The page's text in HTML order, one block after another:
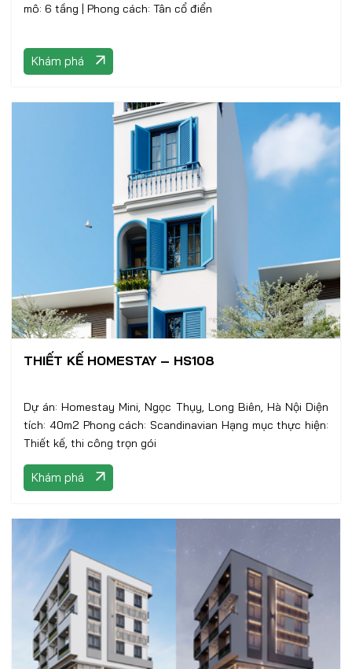
mô: 6 tầng | Phong cách: Tân cổ điển
Khám phá
THIẾT KẾ HOMESTAY – HS108
Dự án: Homestay Mini, Ngọc Thụy, Long Biên, Hà Nội Diện
tích: 40m2 Phong cách: Scandinavian Hạng mục thực hiện:
Thiết kế, thi công trọn gói
Khám phá